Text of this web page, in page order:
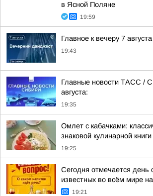
в Ясной Поляне
19:59
Главное к вечеру 7 августа
19:43
Главные новости ТАСС /
августа:
19:35
Омлет с кабачками:
знаковой кулинарной книги
19:25
Сегодня отмечается день
известных во всём мире
19:21